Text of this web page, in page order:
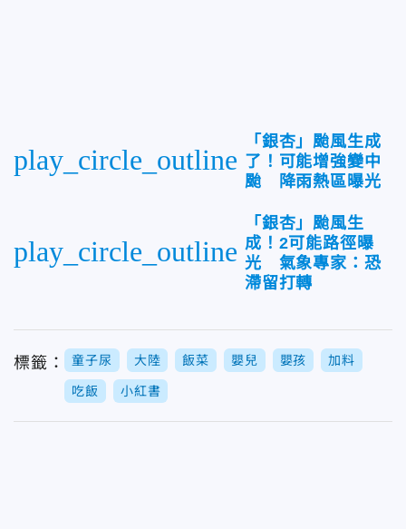
play_circle_outline
「銀杏」颱風生成
了！可能增強變中
颱 降雨熱區曝光
play_circle_outline
「銀杏」颱風生
成！2可能路徑曝
光 氣象專家：恐
滯留打轉
標籤： 童子尿 大陸 飯菜 嬰兒 嬰孩 加料
吃飯 小紅書